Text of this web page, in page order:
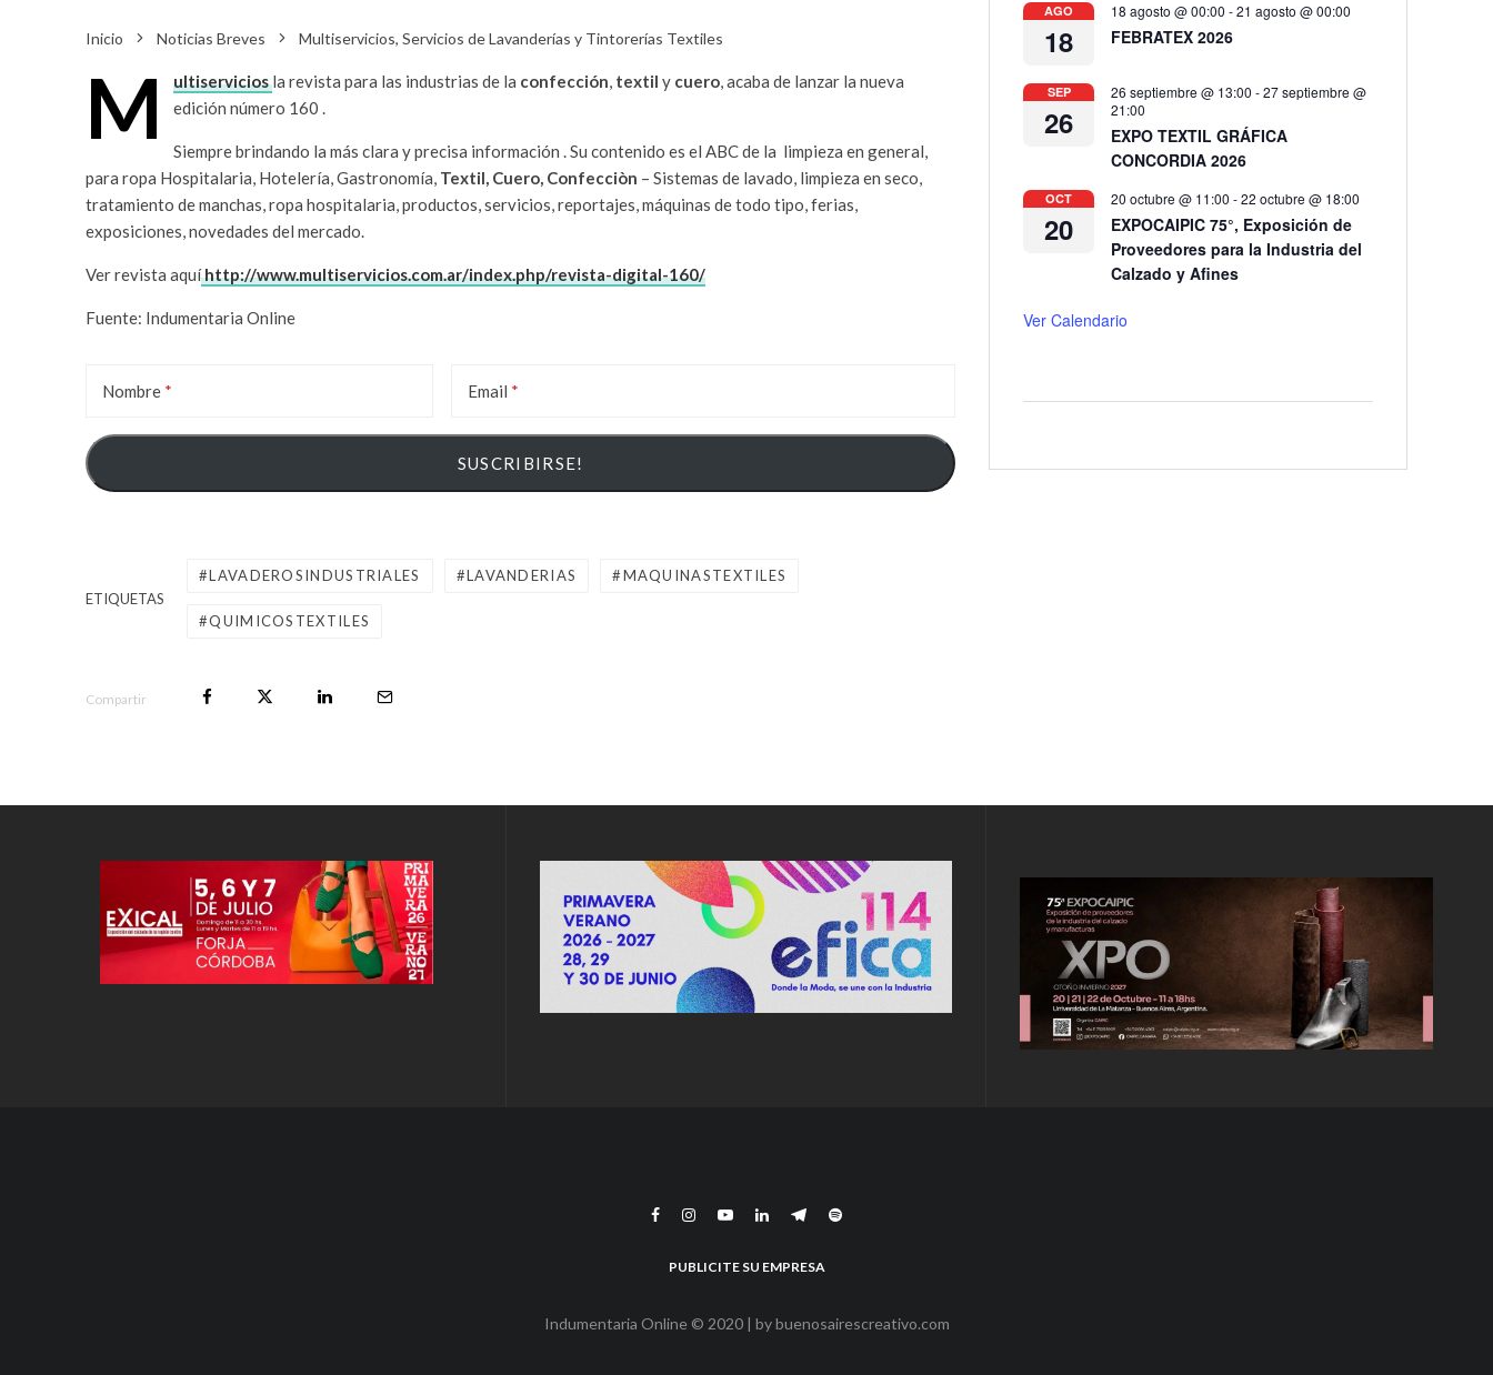
Inicio Noticias Breves Multiservicios, Servicios de Lavanderías y Tintorerías Textiles
M ultiserviciosla revista para las industrias de la confección, textil y cuero, acaba de lanzar la nueva
edición número 160 .
Siempre brindando la más clara y precisa información . Su contenido es el ABC de la limpieza en general,
para ropa Hospitalaria, Hotelería, Gastronomía, Textil, Cuero, Confecciòn – Sistemas de lavado, limpieza en seco,
tratamiento de manchas, ropa hospitalaria, productos, servicios, reportajes, máquinas de todo tipo, ferias,
exposiciones, novedades del mercado.
Ver revista aquíhttp://www.multiservicios.com.ar/index.php/revista-digital-160/
Fuente: Indumentaria Online
Nombre Email
ETIQUETAS
LAVADEROSINDUSTRIALES LAVANDERIAS MAQUINASTEXTILES
QUIMICOSTEXTILES
Compartir
AGO
18
18 agosto @ 00:00 -21 agosto @ 00:00
FEBRATEX 2026
SEP
26
26 septiembre @ 13:00 -27 septiembre @
21:00
EXPO TEXTIL GRÁFICA
CONCORDIA 2026
OCT
20
20 octubre @ 11:00 -22 octubre @ 18:00
EXPOCAIPIC 75°, Exposición de
Proveedores para la Industria del
Calzado y Afines
Ver Calendario
PUBLICITE SU EMPRESA
Indumentaria Online © 2020 | bybuenosairescreativo.com